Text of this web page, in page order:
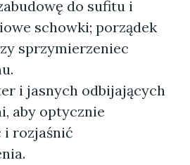
do sufitu i
schowki; porządek
sprzymierzeniec
i jasnych odbijających
aby optycznie
i rozjaśnić